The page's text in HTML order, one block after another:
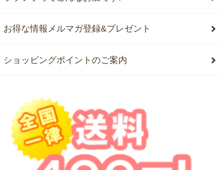
お得な情報メルマガ登録&プレゼント
ショッピングポイントのご案内